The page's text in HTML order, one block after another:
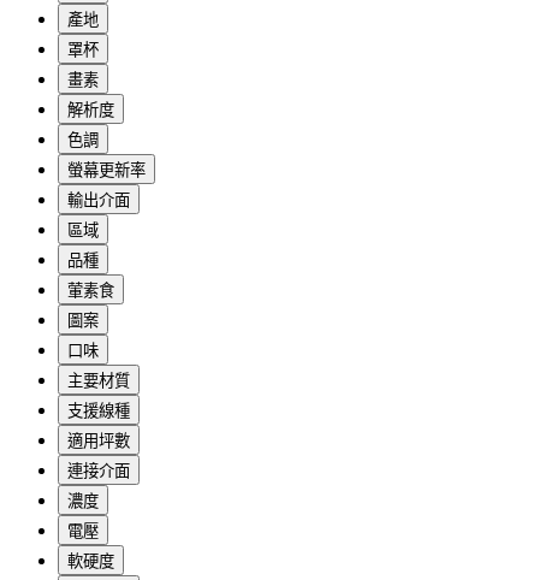
產地
罩杯
畫素
解析度
色調
螢幕更新率
輸出介面
區域
品種
葷素食
圖案
口味
主要材質
支援線種
適用坪數
連接介面
濃度
電壓
軟硬度